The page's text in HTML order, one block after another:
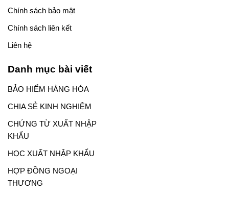
Chính sách bảo mật
Chính sách liên kết
Liên hệ
Danh mục bài viết
BẢO HIỂM HÀNG HÓA
CHIA SẺ KINH NGHIỆM
CHỨNG TỪ XUẤT NHẬP
KHẨU
HỌC XUẤT NHẬP KHẨU
HỢP ĐỒNG NGOẠI
THƯƠNG